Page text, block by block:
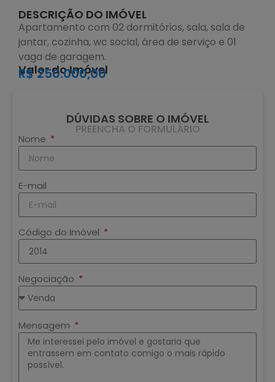
DESCRIÇÃO DO IMÓVEL
Apartamento com 02 dormitórios, sala, sala de
jantar, cozinha, wc social, área de serviço e 01
vaga de garagem.
Valor do Imóvel
R$ 250.000,00
DÚVIDAS SOBRE O IMÓVEL
PREENCHA O FORMULÁRIO
Nome
E-mail
Código do Imóvel
Negociação
Mensagem